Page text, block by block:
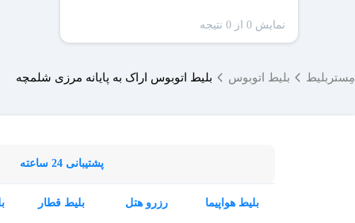
نمایش 0 از 0 نتیجه
مِستربلیط بلیط اتوبوس بلیط اتوبوس اراک به پایانه مرزی شلمچه
پشتیبانی 24 ساعته
بلیط هواپیما رزرو هتل بلیط قطار